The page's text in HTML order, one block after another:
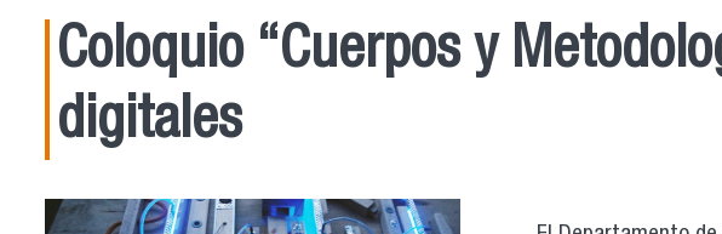
Coloquio “Cuerpos y
digitales